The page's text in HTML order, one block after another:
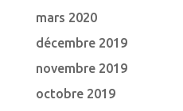
mars 2020
décembre 2019
novembre 2019
octobre 2019